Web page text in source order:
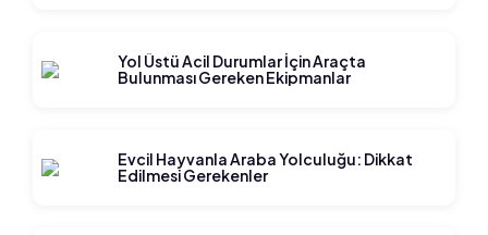
Yol Üstü Acil Durumlar İçin Araçta
Bulunması Gereken Ekipmanlar
Evcil Hayvanla Araba Yolculuğu: Dikkat
Edilmesi Gerekenler